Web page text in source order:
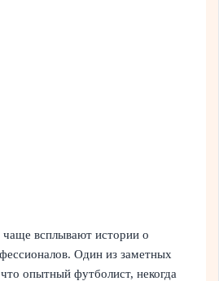
чаще всплывают истории о
Один из заметных
опытный футболист, некогда